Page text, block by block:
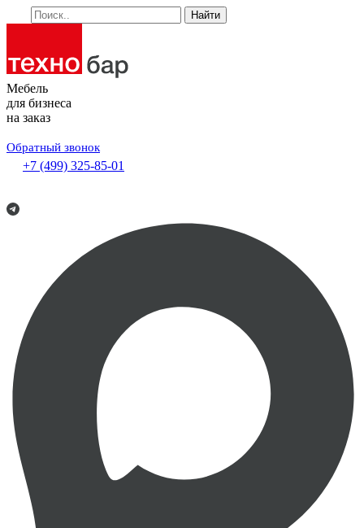
Найти
Мебель
для бизнеса
на заказ
Обратный звонок
+7 (499) 325-85-01